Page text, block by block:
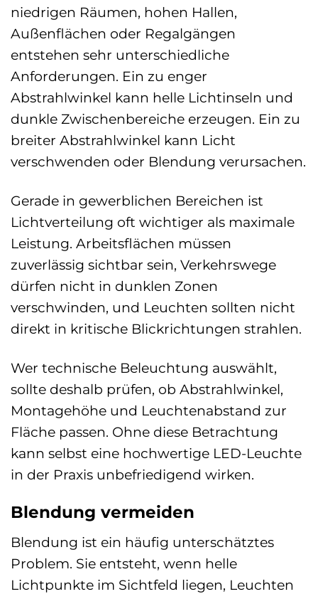
niedrigen Räumen, hohen Hallen,
Außenflächen oder Regalgängen
entstehen sehr unterschiedliche
Anforderungen. Ein zu enger
Abstrahlwinkel kann helle Lichtinseln und
dunkle Zwischenbereiche erzeugen. Ein zu
breiter Abstrahlwinkel kann Licht
verschwenden oder Blendung verursachen.
Gerade in gewerblichen Bereichen ist
Lichtverteilung oft wichtiger als maximale
Leistung. Arbeitsflächen müssen
zuverlässig sichtbar sein, Verkehrswege
dürfen nicht in dunklen Zonen
verschwinden, und Leuchten sollten nicht
direkt in kritische Blickrichtungen strahlen.
Wer technische Beleuchtung auswählt,
sollte deshalb prüfen, ob Abstrahlwinkel,
Montagehöhe und Leuchtenabstand zur
Fläche passen. Ohne diese Betrachtung
kann selbst eine hochwertige LED-Leuchte
in der Praxis unbefriedigend wirken.
Blendung vermeiden
Blendung ist ein häufig unterschätztes
Problem. Sie entsteht, wenn helle
Lichtpunkte im Sichtfeld liegen, Leuchten